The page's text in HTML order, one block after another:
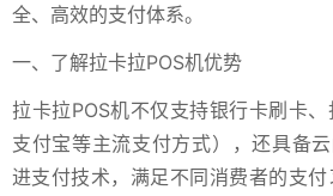
全、高效的支付体系。
一、了解拉卡拉POS机优势
拉卡拉POS机不仅支持银行卡刷卡、
支付宝等主流支付方式），还具备
进支付技术，满足不同消费者的支